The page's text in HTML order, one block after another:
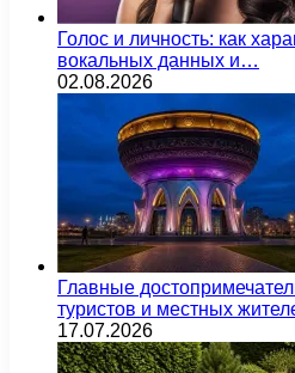
Голос и личность: как
вокальных данных и…
02.08.2026
Главные
туристов и местных
17.07.2026